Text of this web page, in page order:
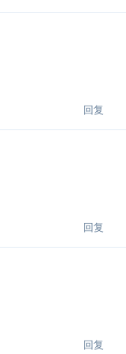
回复
回复
回复